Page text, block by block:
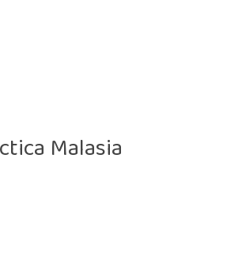
Malasia